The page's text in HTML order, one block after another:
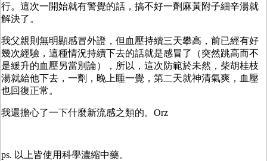
行。這次一開始就有警覺的話，搞不好一劑麻黃附子細辛湯就
解決了。
我父親則無明顯感冒外證，但血壓持續三天攀高，前已經有好
幾次經驗，這種情況持續下去的話就是感冒了（突然跳高而不
是緩升的血壓另當別論），所以，這次防範於未然，柴胡桂枝
湯就給他下去，一劑，晚上睡一覺，第二天就神清氣爽，血壓
也回復正常。
我還擔心了一下什麼新流感之類的。Orz
ps. 以上皆使用科學濃縮中藥。